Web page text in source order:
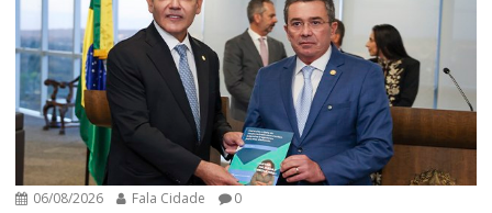
06/08/2026 Fala Cidade 0